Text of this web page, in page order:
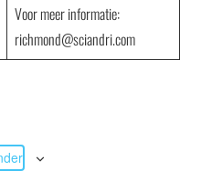
Voor meer informatie:
richmond@sciandri.com